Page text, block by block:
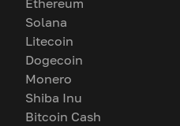
Ethereum
Solana
Litecoin
Dogecoin
Monero
Shiba Inu
Bitcoin Cash